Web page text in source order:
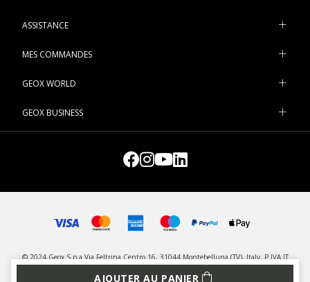
AJOUTER AU PANIER
ASSISTANCE
MES COMMANDES
GEOX WORLD
GEOX BUSINESS
© 2024 Geox S.p.a Via Feltrina Centro 16, 31044 Montebelluna (TV), Italy, P.IVA IT
03348440268 - Tous droits réservés